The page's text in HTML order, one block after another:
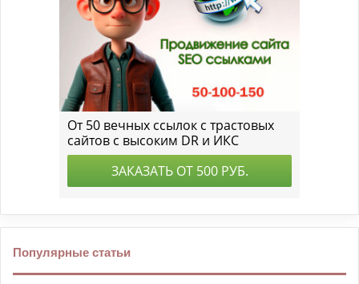
Популярные статьи